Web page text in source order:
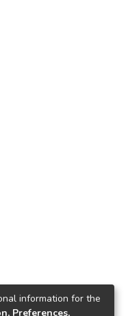
information for the
Preferences,